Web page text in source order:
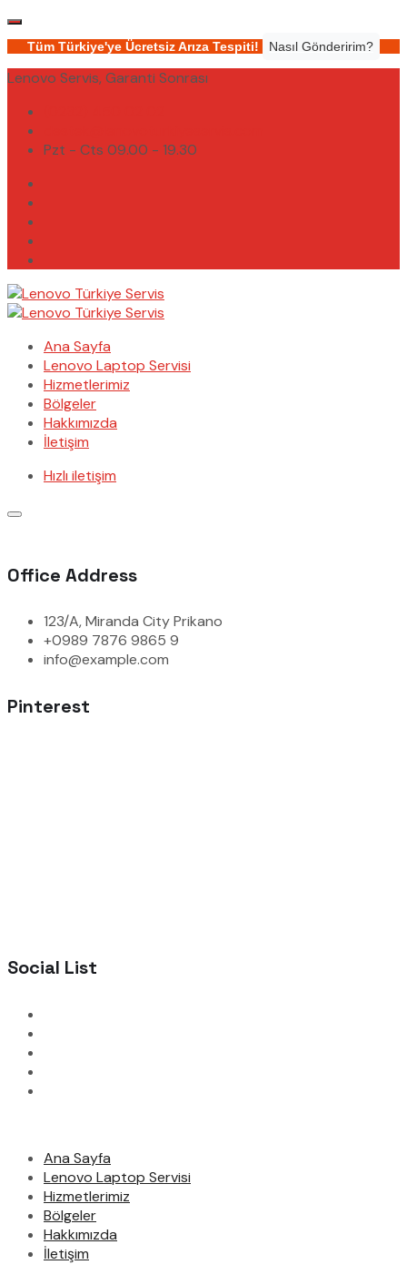
Tüm Türkiye'ye Ücretsiz Arıza Tespiti! Nasıl Gönderirim?
Lenovo Servis, Garanti Sonrası
Pzt - Cts 09.00 - 19.30
Ana Sayfa
Lenovo Laptop Servisi
Hizmetlerimiz
Bölgeler
Hakkımızda
İletişim
Hızlı iletişim
Office Address
123/A, Miranda City Prikano
+0989 7876 9865 9
info@example.com
Pinterest
Social List
Ana Sayfa
Lenovo Laptop Servisi
Hizmetlerimiz
Bölgeler
Hakkımızda
İletişim